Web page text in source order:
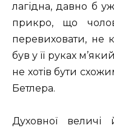
лагідна, давно б
прикро, що
перевиховати, не
був у її руках
не хотів бути
Бетлера.
Духовної